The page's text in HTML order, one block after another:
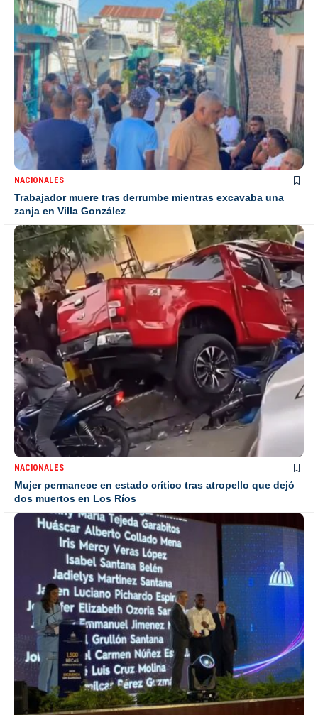
NACIONALES
Trabajador muere tras derrumbe mientras excavaba una
zanja en Villa González
NACIONALES
Mujer permanece en estado crítico tras atropello que dejó
dos muertos en Los Ríos